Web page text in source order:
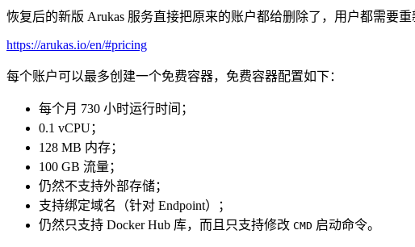
恢复后的新版 Arukas 服务直接把原来的账户都给删除了，用户都需要
https://arukas.io/en/#pricing
每个账户可以最多创建一个免费容器，免费容器配置如下：
每个月 730 小时运行时间；
0.1 vCPU；
128 MB 内存；
100 GB 流量；
仍然不支持外部存储；
支持绑定域名（针对 Endpoint）；
仍然只支持 Docker Hub 库，而且只支持修改 CMD 启动命令。